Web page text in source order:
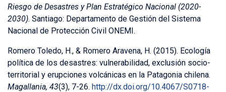
Riesgo de Desastres y Plan Estratégico Nacional (2020-
2030). Santiago: Departamento de Gestión del Sistema
Nacional de Protección Civil ONEMI.
Romero Toledo, H., & Romero Aravena, H. (2015). Ecología
política de los desastres: vulnerabilidad, exclusión socio-
territorial y erupciones volcánicas en la Patagonia chilena.
Magallania, 43(3), 7-26. http://dx.doi.org/10.4067/S0718-